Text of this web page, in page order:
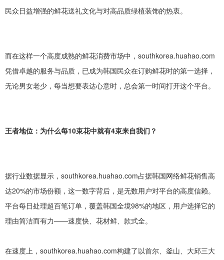
民众日益增强的鲜花送礼文化与对高品质绿植装饰的热衷。
而在这样一个高度成熟的鲜花消费市场中， southkorea.huahao.com
凭借卓越的服务与品质，已成为韩国民众在订购鲜花时的第一选择，
无论男女老少，每当想要表达心意时，总会第一时间打开这个平台。
王者地位：为什么每10束花中就有4束来自我们？
据行业数据显示， southkorea.huahao.com占据韩国网络鲜花销售高
达20%的市场份额，这一数字背后，是无数用户对平台的高度信赖。
平台每日处理超百笔订单，覆盖韩国全境98%的地区，用户选择它的
理由简洁而有力——速度快、花材鲜、款式全。
在速度上， southkorea.huahao.com构建了以首尔、釜山、大邱三大